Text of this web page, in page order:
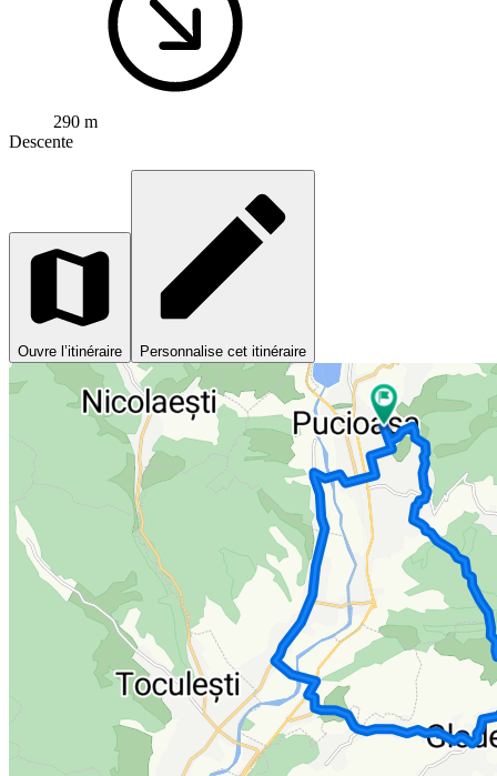
290 m
Descente
Ouvre l’itinéraire Personnalise cet itinéraire